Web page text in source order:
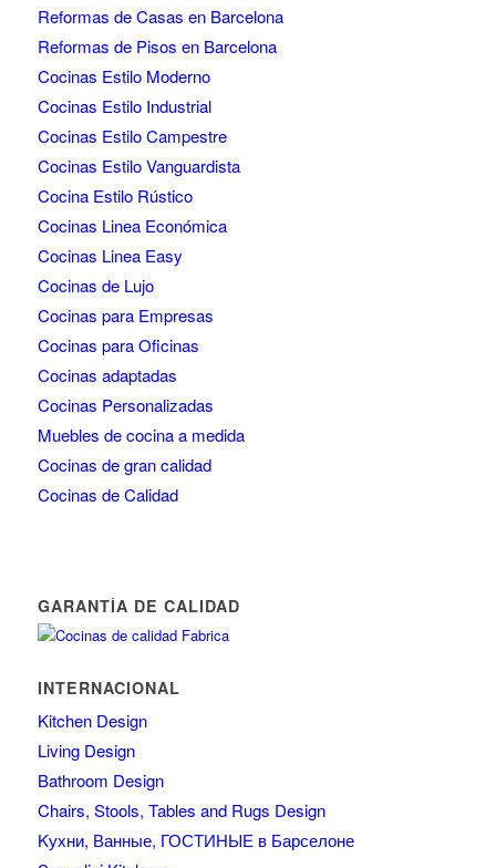
Reformas de Casas en Barcelona
Reformas de Pisos en Barcelona
Cocinas Estilo Moderno
Cocinas Estilo Industrial
Cocinas Estilo Campestre
Cocinas Estilo Vanguardista
Cocina Estilo Rústico
Cocinas Linea Económica
Cocinas Linea Easy
Cocinas de Lujo
Cocinas para Empresas
Cocinas para Oficinas
Cocinas adaptadas
Cocinas Personalizadas
Muebles de cocina a medida
Cocinas de gran calidad
Cocinas de Calidad
GARANTÍA DE CALIDAD
INTERNACIONAL
Kitchen Design
Living Design
Bathroom Design
Chairs, Stools, Tables and Rugs Design
Kухни, Ванные, ГОСТИНЫЕ в Барселоне